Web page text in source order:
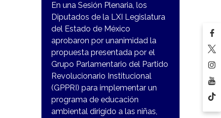
En una Sesión Plenaria, los
Diputados de la LXI Legislatura
del Estado de México
aprobaron por unanimidad la
propuesta presentada por el
Grupo Parlamentario del Partido
Revolucionario Institucional
(GPPRI) para implementar un
programa de educación
ambiental dirigido a las niñas,